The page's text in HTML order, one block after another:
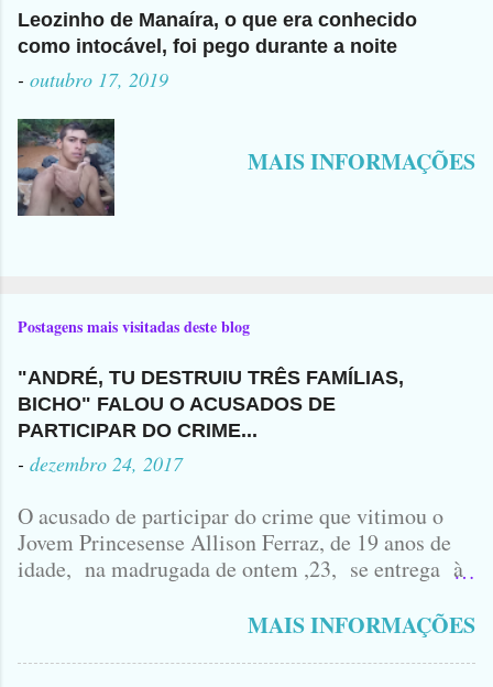
Leozinho de Manaíra, o que era conhecido
como intocável, foi pego durante a noite
- outubro 17, 2019
MAIS INFORMAÇÕES
Postagens mais visitadas deste blog
"ANDRÉ, TU DESTRUIU TRÊS FAMÍLIAS,
BICHO" FALOU O ACUSADOS DE
PARTICIPAR DO CRIME...
- dezembro 24, 2017
O acusado de participar do crime que vitimou o
Jovem Princesense Allison Ferraz, de 19 anos de
idade, na madrugada de ontem ,23, se entrega à
vulgo ( CORRÓ ) falou como tudo aconteceu ...
MAIS INFORMAÇÕES